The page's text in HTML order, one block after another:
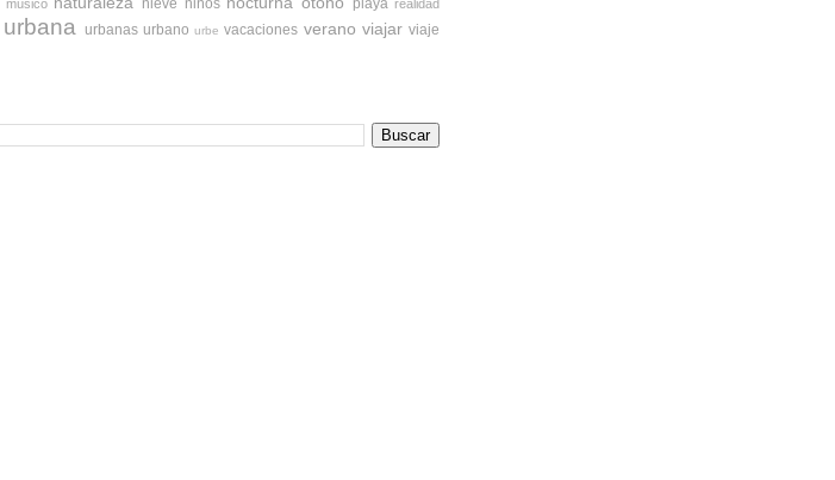
músico realidad
urbana urbanas urbano urbe vacaciones verano viajar viaje